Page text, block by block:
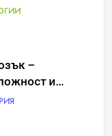
–
и